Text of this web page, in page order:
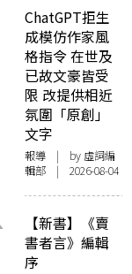
ChatGPT拒生
成模仿作家風
格指令 在世及
已故文豪皆受
限 改提供相近
氛圍「原創」
文字
報導 | by 虛詞編
輯部 | 2026-08-04
【新書】《賣
書者言》編輯
序